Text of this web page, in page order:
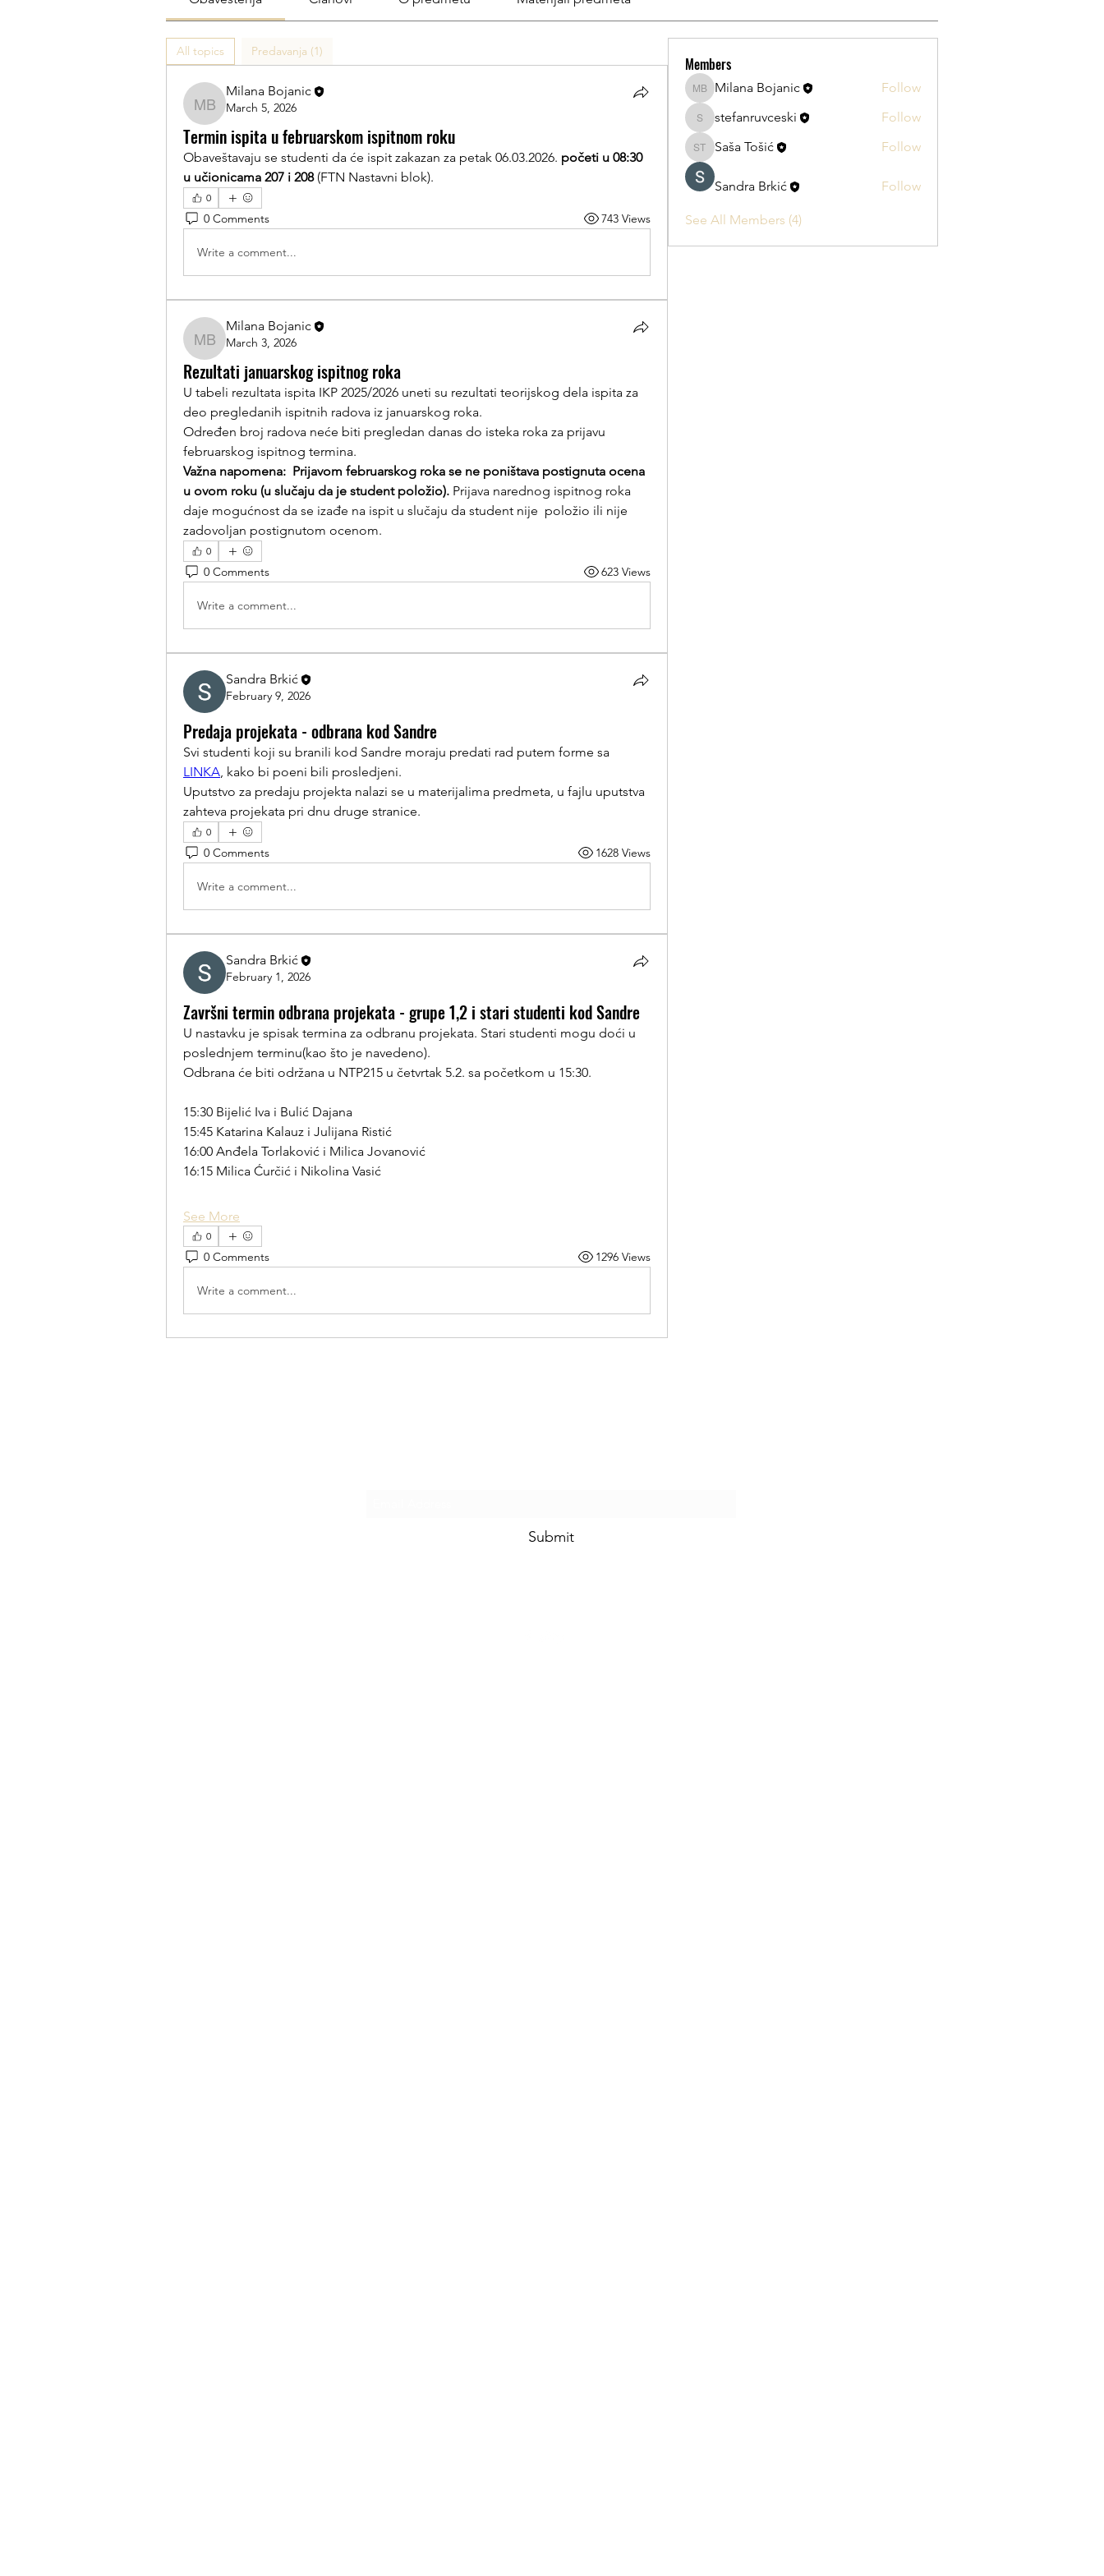
All topics Predavanja (1)
Milana Bojanic
Milana Bojanic
March 5, 2026
Termin ispita u februarskom ispitnom roku
Obaveštavaju se studenti da će ispit zakazan za petak 06.03.2026. početi u 08:30
u učionicama 207 i 208 (FTN Nastavni blok).
0
0 Comments 743 Views
Write a comment...
Milana Bojanic
Milana Bojanic
March 3, 2026
Rezultati januarskog ispitnog roka
U tabeli rezultata ispita IKP 2025/2026 uneti su rezultati teorijskog dela ispita za
deo pregledanih ispitnih radova iz januarskog roka.
Određen broj radova neće biti pregledan danas do isteka roka za prijavu
februarskog ispitnog termina.
Važna napomena:  Prijavom februarskog roka se ne poništava postignuta ocena
u ovom roku (u slučaju da je student položio). Prijava narednog ispitnog roka
daje mogućnost da se izađe na ispit u slučaju da student nije  položio ili nije
zadovoljan postignutom ocenom.
0
0 Comments 623 Views
Write a comment...
Sandra Brkić
February 9, 2026
Predaja projekata - odbrana kod Sandre
LINKA, kako bi poeni bili prosledjeni.
Uputstvo za predaju projekta nalazi se u materijalima predmeta, u fajlu uputstva
zahteva projekata pri dnu druge stranice.
0
0 Comments 1628 Views
Write a comment...
Sandra Brkić
February 1, 2026
Završni termin odbrana projekata - grupe 1,2 i stari studenti kod Sandre
U nastavku je spisak termina za odbranu projekata. Stari studenti mogu doći u
poslednjem terminu(kao što je navedeno).
Odbrana će biti održana u NTP215 u četvrtak 5.2. sa početkom u 15:30.
15:30 Bijelić Iva i Bulić Dajana
15:45 Katarina Kalauz i Julijana Ristić
16:00 Anđela Torlaković i Milica Jovanović
16:15 Milica Ćurčić i Nikolina Vasić
See More
0
0 Comments 1296 Views
Write a comment...
Members
Milana Bojanic
Milana Bojanic Follow
stefanruvceski
stefanruvceski Follow
Saša Tošić
Saša Tošić Follow
Sandra Brkić Follow
See All Members (4)
Submit